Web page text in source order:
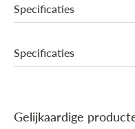
Specificaties
Automatic, Manufacture
Gangreserve van 78u
Glasrand in keramiek
Krasbestendig Saffier
Specificaties
Mechanisme
Gelijkaardige